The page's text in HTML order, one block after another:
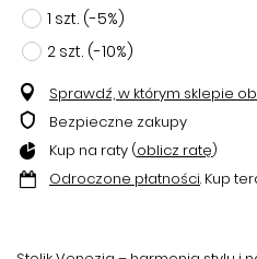
1 szt. (-5%)
2 szt. (-10%)
Sprawdź, w którym sklepie
Bezpieczne zakupy
Kup na raty (oblicz ratę)
Odroczone płatności. Kup